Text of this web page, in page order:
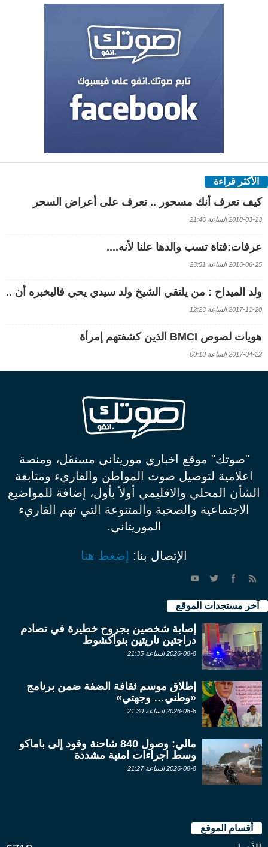
الأكثر قراءة
كيف تعرف أنك مسحور .. تعرف على أعراض السحر
2018-03-23 الساعة 21:46
عرفات:فتاة تسب والدها علنا لأنه....
2016-06-25 الساعة 23:51
ولد الميداح : من يلتقي الشيخ ولد سيدي يحي فاليخبره أن ..
2017-11-20 الساعة 12:23
هويات لصوص BMCI الذين كشفتهم إمرأة
2017-04-22 الساعة 00:10
"صوتك" موقع اخباري موريتاني مستقل، ومنصة
اعلامية لتوصيل صوت المواطن والقاريء ومتابعة
الشأن المحلي والاقليمي أولاً بأول، إضافة للمواضيع
الاجتماعية والصحية والمتنوعة التي تهم القاريء
الموريتاني.
الإتصال بنا: إضغط هنا
آخر مستجدات الموقع
إصابة شخصين بجروح خطيرة في تصادم
دراجتين ناريتين بنواكشوط
2026-08-8 الساعة 21:35
إطلاق موسم ثقافة الضفة ضمن برنامج
«وطني… وجهتي»
2026-08-8 الساعة 21:30
مالي: وصول 840 شاحنة وقود إلى باماكو
وسط اجراءات امنية مشددة
2026-08-8 الساعة 21:27
أقسام الموقع